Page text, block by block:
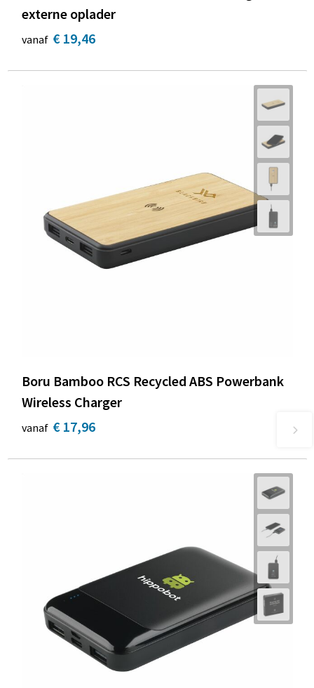
externe oplader
vanaf € 19,46
Boru Bamboo RCS Recycled ABS Powerbank
Wireless Charger
vanaf € 17,96